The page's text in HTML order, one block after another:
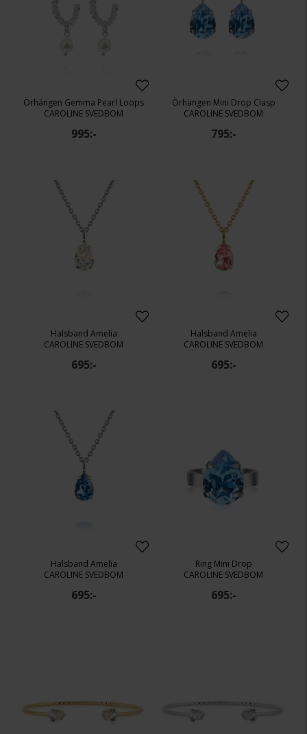
Örhängen Gemma Pearl Loops
CAROLINE SVEDBOM
995:-
Örhängen Mini Drop Clasp
CAROLINE SVEDBOM
795:-
Halsband Amelia
CAROLINE SVEDBOM
695:-
Halsband Amelia
CAROLINE SVEDBOM
695:-
Halsband Amelia
CAROLINE SVEDBOM
695:-
Ring Mini Drop
CAROLINE SVEDBOM
695:-